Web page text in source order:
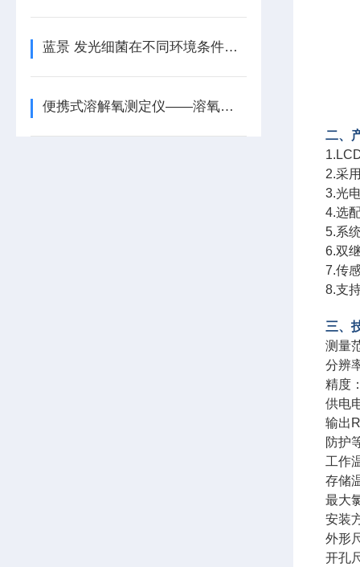
蓝景 发光细菌在不同环境条件下的稳定性如何
便携式溶解氧测定仪——溶氧测量的便捷之选
二、
2.采
3.光
4.选
5.系
6.双
7.传
8.支
三、
测量
分辨
精度
供电
输出
防护
工作
存储
最大
安装
外形
开孔